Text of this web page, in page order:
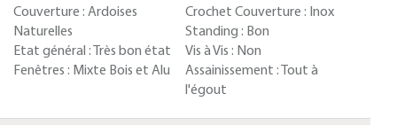
Couverture : Ardoises
Naturelles
Crochet Couverture : Inox
Standing : Bon
Etat général :
Très bon état Vis à Vis : Non
Fenêtres : Mixte Bois et Alu Assainissement :
Tout à
l'égout